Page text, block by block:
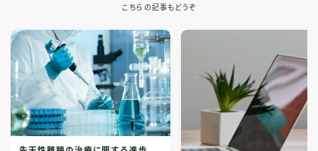
こちらの記事もどうぞ